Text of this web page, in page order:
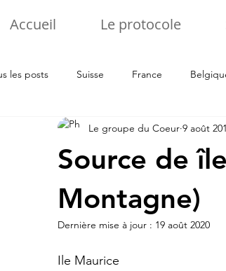
Accueil Le protocole
les posts Suisse France
Luxembourg Italie
Source de
Montagne)
Le groupe du Coeur 9 août
Dernière mise à jour : 19 août 2020
Ile Maurice